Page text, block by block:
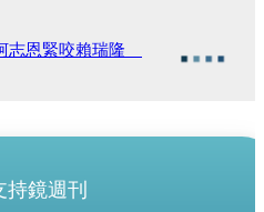
志恩緊咬賴瑞隆
持鏡週刊